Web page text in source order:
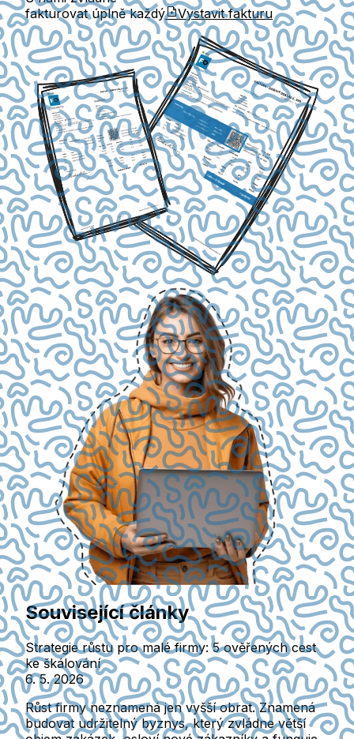
fakturovat úplně každý
Vystavit fakturu
Související články
Strategie růstu pro malé firmy: 5 ověřených cest
ke škálování
6. 5. 2026
Růst firmy neznamená jen vyšší obrat. Znamená
budovat udržitelný byznys, který zvládne větší